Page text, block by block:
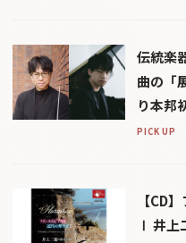
伝統楽
曲の「
り本邦
PICK UP
【CD
Ⅰ 井上